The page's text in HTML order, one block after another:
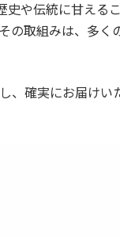
や伝統に甘える
の取組みは、多く
、確実にお届けい